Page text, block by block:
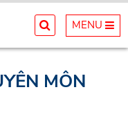
MENU
MÔN